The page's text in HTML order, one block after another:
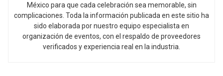
México para que cada celebración sea memorable, sin
complicaciones. Toda la información publicada en este sitio ha
sido elaborada por nuestro equipo especialista en
organización de eventos, con el respaldo de proveedores
verificados y experiencia real en la industria.